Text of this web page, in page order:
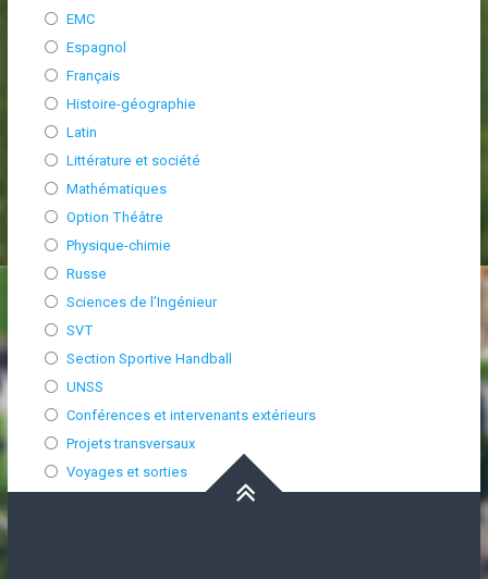
EMC
Espagnol
Français
Histoire-géographie
Latin
Littérature et société
Mathématiques
Option Théâtre
Physique-chimie
Russe
Sciences de l’Ingénieur
SVT
Section Sportive Handball
UNSS
Conférences et intervenants extérieurs
Projets transversaux
Voyages et sorties